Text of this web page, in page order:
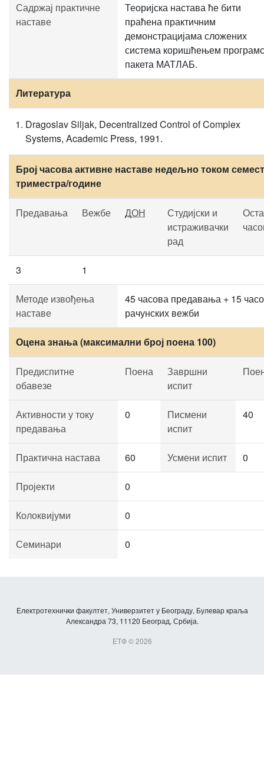
Садржај практичне
наставе
Теоријска настава ће бити
праћена практичним
демонстрацијама сложених
система коришћењем
пакета МАТЛАБ.
Литература
Dragoslav Siljak, Decentralized Control of Complex
Systems, Academic Press, 1991.
Број часова активне наставе недељно током
триместра/године
Предавања Вежбе ДОН
Студијски и
истраживачки
рад
3 1
Методе извођења
наставе
45 часова предавања + 15
рачунских вежби
Оцена знања (максимални број поена 100)
Предиспитне
обавезе
Поена
Завршни
испит
Активности у току
предавања
0
Писмени
испит
40
Практична настава 60 Усмени испит 0
Пројекти 0
Колоквијуми 0
Семинари 0
Електротехнички факултет, Универзитет у Београду, Булевар краља
Александра 73, 11120 Београд, Србија.
ЕТФ © 2026